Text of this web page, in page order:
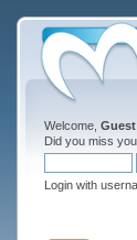
Welcome, Guest
Did you miss
Login with